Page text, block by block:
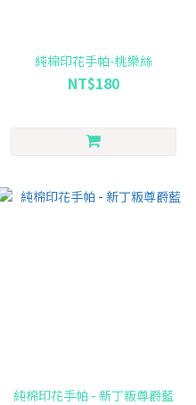
純棉印花手帕-桃樂絲
NT$180
純棉印花手帕 - 新丁粄尊爵藍